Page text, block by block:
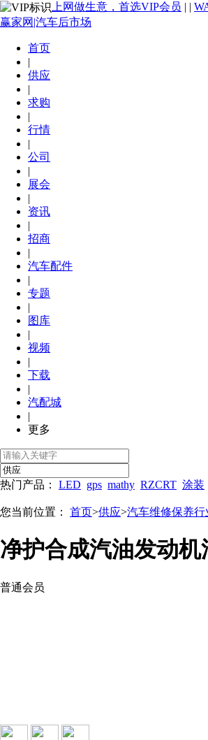
上网做生意，首选VIP会员 | |
赢家网|汽车后市场
首页
|
供应
|
求购
|
行情
|
公司
|
展会
|
资讯
|
招商
|
汽车配件
|
专题
|
图库
|
视频
|
下载
|
汽配城
|
更多
热门产品： LED gps mathy RZCRT 涂装
您当前位置： 首页>供应>汽车维修保养行
净护合成汽油发动机
普通会员